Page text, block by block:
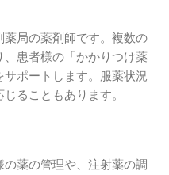
局の薬剤師です。複数の
患者様の「かかりつけ薬
ポートします。服薬状況
ることもあります。
薬の管理や、注射薬の調